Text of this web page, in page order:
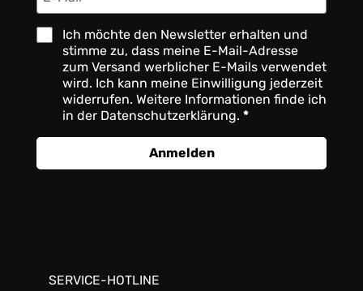
Ich möchte den Newsletter erhalten und
stimme zu, dass meine E-Mail-Adresse
zum Versand werblicher E-Mails verwendet
wird. Ich kann meine Einwilligung jederzeit
widerrufen. Weitere Informationen finde ich
in der Datenschutzerklärung.
Anmelden
SERVICE-HOTLINE